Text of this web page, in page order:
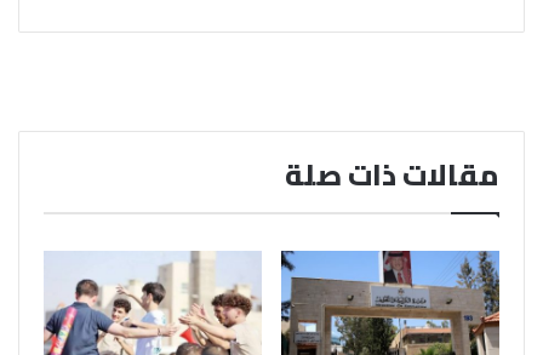
مقالات ذات صلة